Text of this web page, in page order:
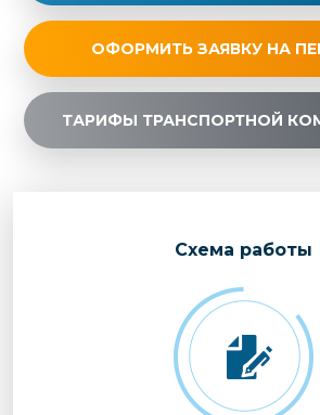
ОФОРМИТЬ ЗАЯВКУ НА
ТАРИФЫ ТРАНСПОРТНОЙ
Cхема работы